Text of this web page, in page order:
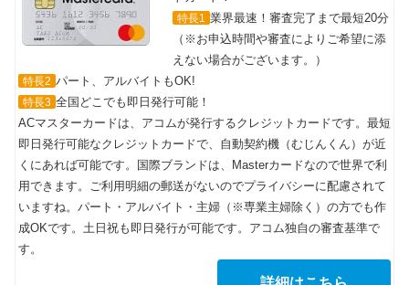
特長1 業界最速！審査完了まで最短20分
（※お申込時間や審査によりご希望に添
えない場合がございます。）
特長2 パート、アルバイトもOK!
特長3 全国どこでも即日発行可能！
ACマスターカードは、アコムが発行するクレジットカードです。最短
即日発行可能なクレジットカードで、自動契約機（むじんくん）が近
くにあれば可能です。国際ブランドは、Masterカードなので世界で利
用できます。ご利用明細の郵送がないのでプライバシーに配慮されて
いますね。パート・アルバイト・主婦（※専業主婦除く）の方でも作
成OKです。土日祝も即日発行が可能です。アコム独自の審査基準で
す。